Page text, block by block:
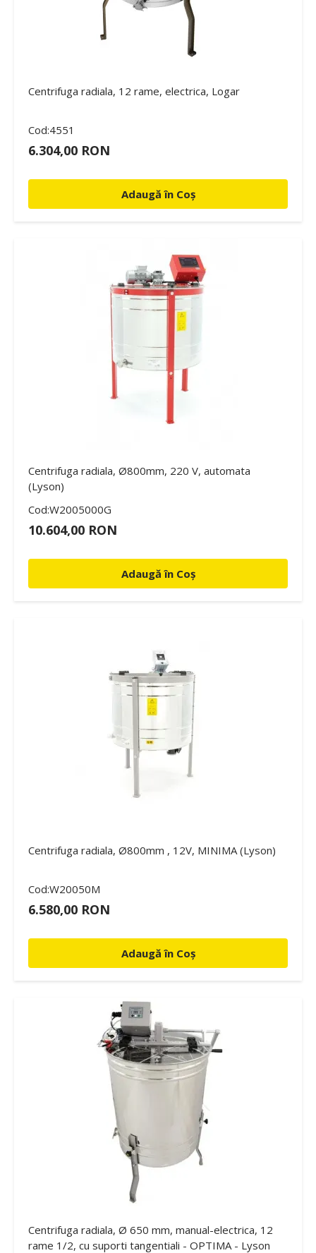
Centrifuga radiala, 12 rame, electrica, Logar
Cod:4551
6.304,00 RON
Adaugă în Coș
Centrifuga radiala, Ø800mm, 220 V, automata
(Lyson)
Cod:W2005000G
10.604,00 RON
Adaugă în Coș
Centrifuga radiala, Ø800mm , 12V, MINIMA (Lyson)
Cod:W20050M
6.580,00 RON
Adaugă în Coș
Centrifuga radiala, Ø 650 mm, manual-electrica, 12
rame 1/2, cu suporti tangentiali - OPTIMA - Lyson